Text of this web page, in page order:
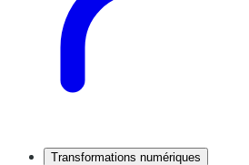
Transformations numériques